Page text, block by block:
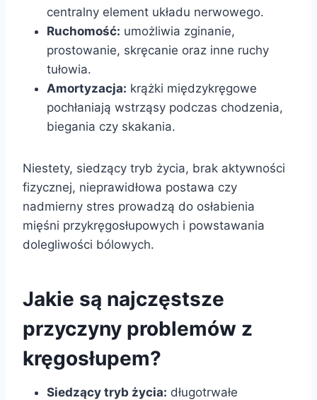
centralny element układu nerwowego.
Ruchomość: umożliwia zginanie,
prostowanie, skręcanie oraz inne ruchy
tułowia.
Amortyzacja: krążki międzykręgowe
pochłaniają wstrząsy podczas chodzenia,
biegania czy skakania.
Niestety, siedzący tryb życia, brak aktywności
fizycznej, nieprawidłowa postawa czy
nadmierny stres prowadzą do osłabienia
mięśni przykręgosłupowych i powstawania
dolegliwości bólowych.
Jakie są najczęstsze
przyczyny problemów z
kręgosłupem?
Siedzący tryb życia: długotrwałe